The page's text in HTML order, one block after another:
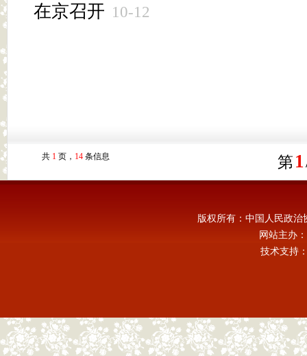
在京召开 10-12
共 1 页， 14 条信息 第 1
版权所有：中国人民政
网站主办
技术支持